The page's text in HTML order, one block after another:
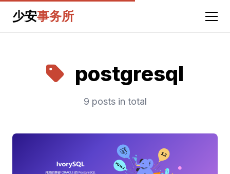
少安事务所
postgresql
9 posts in total